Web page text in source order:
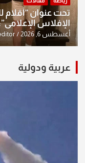
تحت عنوان
الإفلاس
الشكرجي
أغسطس 6, 2026
عربية ودولية